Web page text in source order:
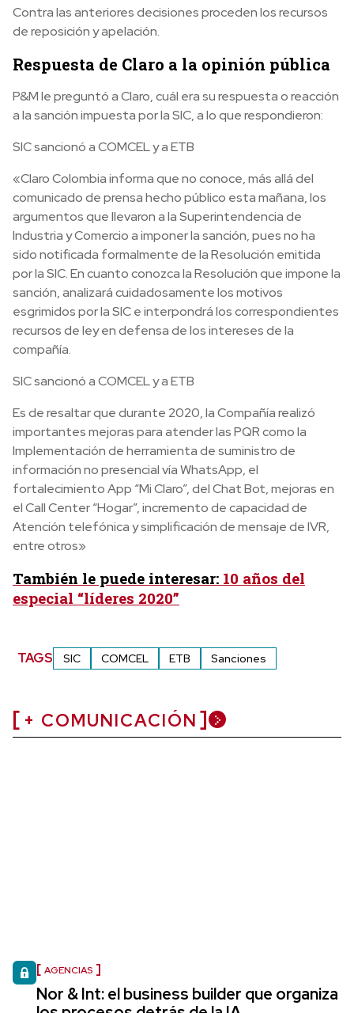
Contra las anteriores decisiones proceden los recursos
de reposición y apelación.
Respuesta de Claro a la opinión pública
P&M le preguntó a Claro, cuál era su respuesta o reacción
a la sanción impuesta por la SIC, a lo que respondieron:
SIC sancionó a COMCEL y a ETB
«Claro Colombia informa que no conoce, más allá del
comunicado de prensa hecho público esta mañana, los
argumentos que llevaron a la Superintendencia de
Industria y Comercio a imponer la sanción, pues no ha
sido notificada formalmente de la Resolución emitida
por la SIC. En cuanto conozca la Resolución que impone la
sanción, analizará cuidadosamente los motivos
esgrimidos por la SIC e interpondrá los correspondientes
recursos de ley en defensa de los intereses de la
compañía.
SIC sancionó a COMCEL y a ETB
Es de resaltar que durante 2020, la Compañía realizó
importantes mejoras para atender las PQR como la
Implementación de herramienta de suministro de
información no presencial vía WhatsApp, el
fortalecimiento App “Mi Claro”, del Chat Bot, mejoras en
el Call Center “Hogar”, incremento de capacidad de
Atención telefónica y simplificación de mensaje de IVR,
entre otros»
También le puede interesar: 10 años del
especial “líderes 2020”
TAGS SIC COMCEL ETB Sanciones
+ COMUNICACIÓN
AGENCIAS
Nor & Int: el business builder que organiza